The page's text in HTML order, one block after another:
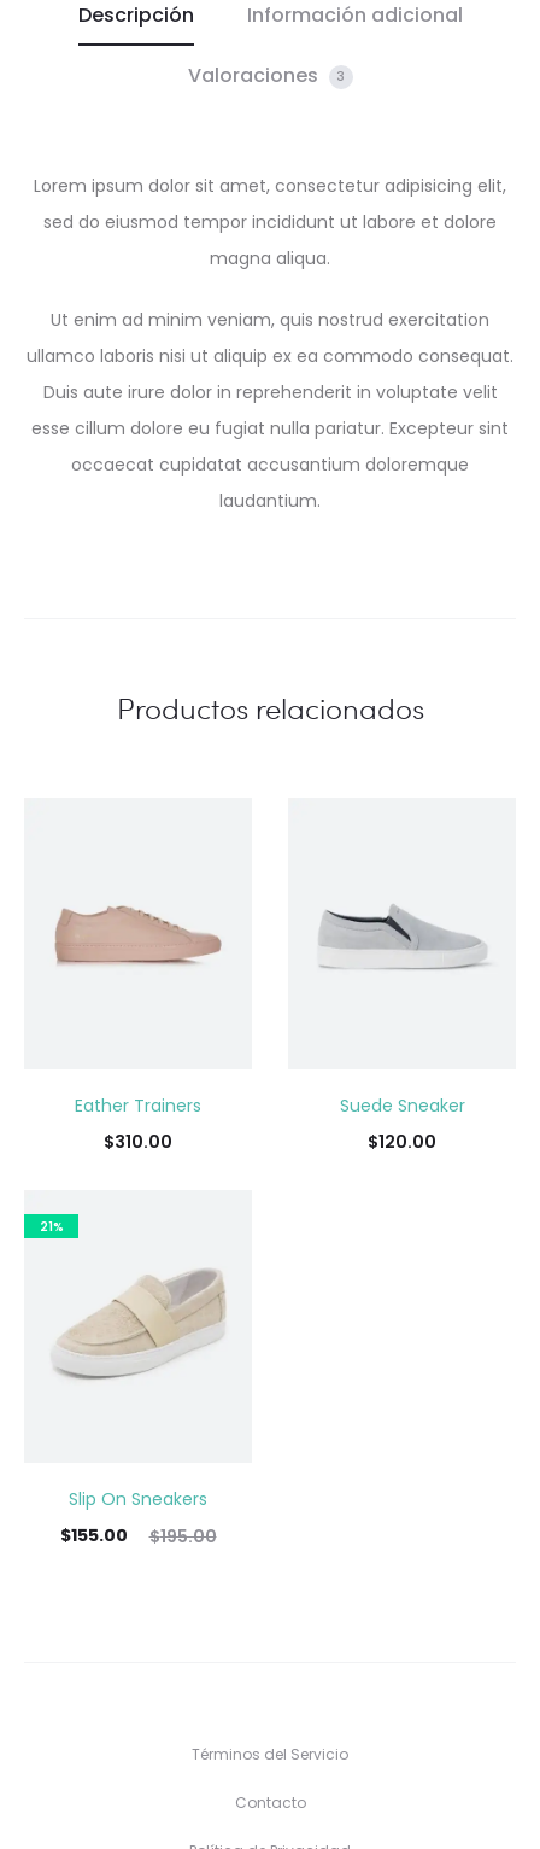
Descripción Información adicional
Valoraciones 3
Lorem ipsum dolor sit amet, consectetur adipisicing elit,
sed do eiusmod tempor incididunt ut labore et dolore
magna aliqua.
Ut enim ad minim veniam, quis nostrud exercitation
ullamco laboris nisi ut aliquip ex ea commodo consequat.
Duis aute irure dolor in reprehenderit in voluptate velit
esse cillum dolore eu fugiat nulla pariatur. Excepteur sint
occaecat cupidatat accusantium doloremque
laudantium.
Productos relacionados
Eather Trainers
$310.00
Suede Sneaker
$120.00
21%
Slip On Sneakers
$195.00
$155.00
Términos del Servicio
Contacto